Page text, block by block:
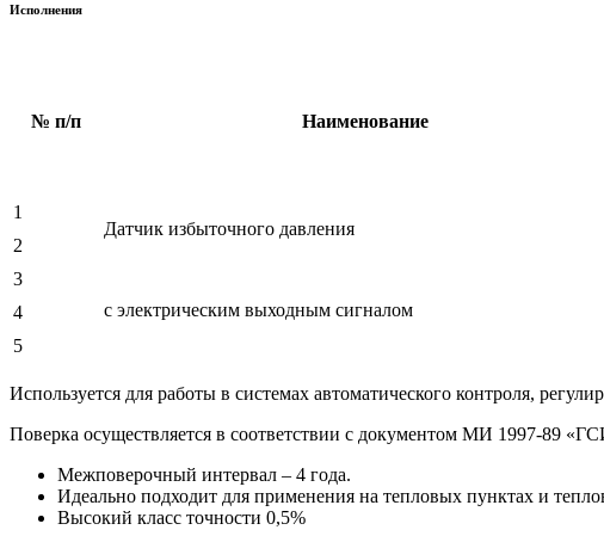
Исполнения
№ п/п Наименование
1
Датчик избыточного давления
с электрическим выходным сигналом
2
3
4
5
Используется для работы в системах автоматического контроля,
Поверка осуществляется в соответствии с документом МИ 1997-89
Межповерочный интервал – 4 года.
Идеально подходит для применения на тепловых пунктах и
Высокий класс точности 0,5%